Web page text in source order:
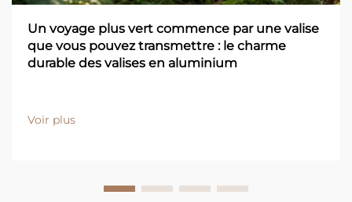
Un voyage plus vert commence par une valise
que vous pouvez transmettre : le charme
durable des valises en aluminium
Voir plus